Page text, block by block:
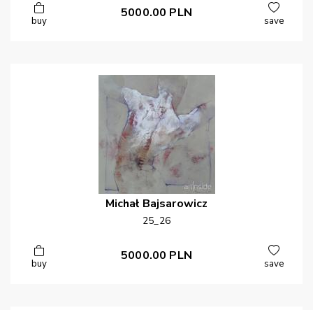
buy
5000.00 PLN
save
Michał Bajsarowicz
25_26
buy
5000.00 PLN
save